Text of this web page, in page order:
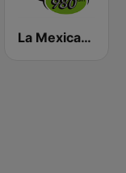
La Mexicana 91.1 FM